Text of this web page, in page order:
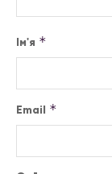
Ім'я *
Email *